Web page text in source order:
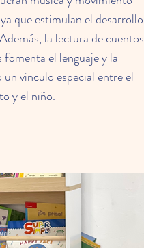
que estimulan el desarrollo
la lectura de cuentos
el lenguaje y la
vínculo especial entre el
y el niño.